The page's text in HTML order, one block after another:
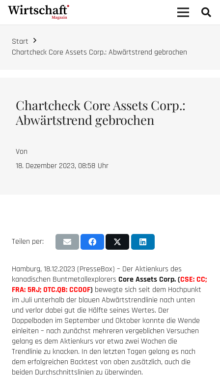
Start
Chartcheck Core Assets Corp.: Abwärtstrend gebrochen
Chartcheck Core Assets Corp.:
Abwärtstrend gebrochen
Von
18. Dezember 2023, 08:58 Uhr
Teilen per:
Hamburg, 18.12.2023 (PresseBox) – Der Aktienkurs des
kanadischen Buntmetallexplorers Core Assets Corp. (CSE: CC;
FRA: 5RJ; OTC.QB: CCOOF) bewegte sich seit dem Hochpunkt
im Juli unterhalb der blauen Abwärtstrendlinie nach unten
und verlor dabei gut die Hälfte seines Wertes. Der
Doppelboden im September und Oktober konnte die Wende
einleiten – nach zunächst mehreren vergeblichen Versuchen
gelang es dem Aktienkurs vor etwa zwei Wochen die
Trendlinie zu knacken. In den letzten Tagen gelang es nach
dem erfolgreichen Backtest von oben zusätzlich, auch die
beiden Durchschnittslinien zu überwinden.